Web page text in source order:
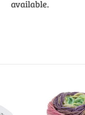
available.